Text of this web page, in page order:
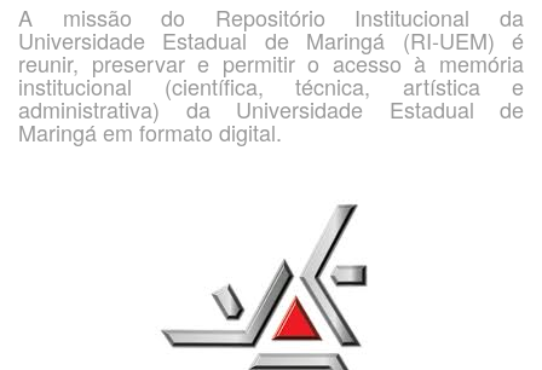
A missão do Repositório Institucional da
Universidade Estadual de Maringá (RI-UEM) é
reunir, preservar e permitir o acesso à memória
institucional (científica, técnica, artística e
administrativa) da Universidade Estadual de
Maringá em formato digital.